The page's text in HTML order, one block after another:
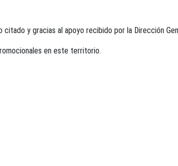
y gracias al apoyo recibido por la Dirección
en este territorio.